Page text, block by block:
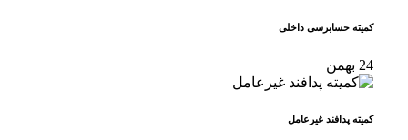
کمیته حسابرسی داخلی
24 بهمن
کمیته پدافند غیرعامل